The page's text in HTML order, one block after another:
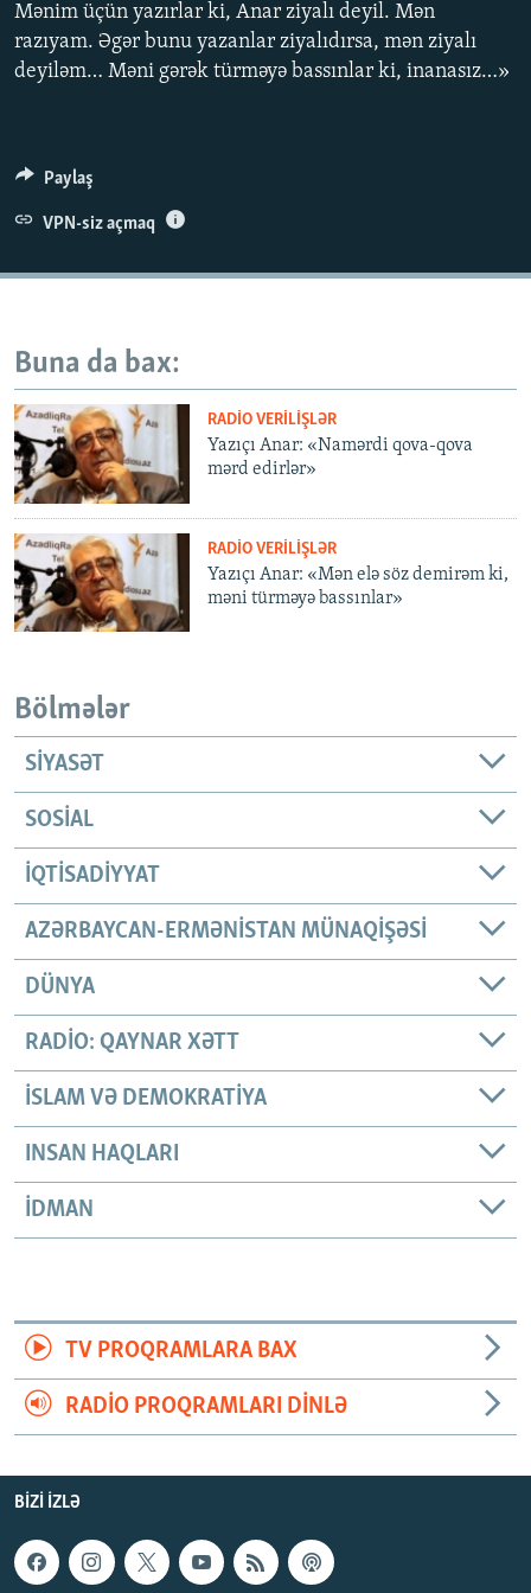
İNFOQRAFIKA
KARIKATURA
AZƏRBAYCAN ƏDƏBIYYATI KITABXANASI
İSLAM VƏ DEMOKRATIYA
MISSIYAMIZ
PEŞƏ ETIKASI VƏ JURNALISTIKA STANDARTLARIMIZ
BIZIMLƏ ƏLAQƏ
XƏBƏR BÜLLETENLƏRIMIZ
BIZI IZLƏ
Mənim üçün yazırlar ki, Anar ziyalı deyil. Mən
razıyam. Əgər bunu yazanlar ziyalıdırsa, mən ziyalı
deyiləm… Məni gərək türməyə bassınlar ki, inanasız…»
Paylaş
VPN-siz açmaq
Buna da bax:
RADIO VERILIŞLƏR
Yazıçı Anar: «Namərdi qova-qova
mərd edirlər»
RADIO VERILIŞLƏR
Yazıçı Anar: «Mən elə söz demirəm ki,
məni türməyə bassınlar»
Bölmələr
SIYASƏT
SOSIAL
İQTISADIYYAT
AZƏRBAYCAN-ERMƏNISTAN MÜNAQIŞƏSI
DÜNYA
RADIO: QAYNAR XƏTT
İSLAM VƏ DEMOKRATIYA
INSAN HAQLARI
İDMAN
TV PROQRAMLARA BAX
RADIO PROQRAMLARI DINLƏ
BIZI IZLƏ